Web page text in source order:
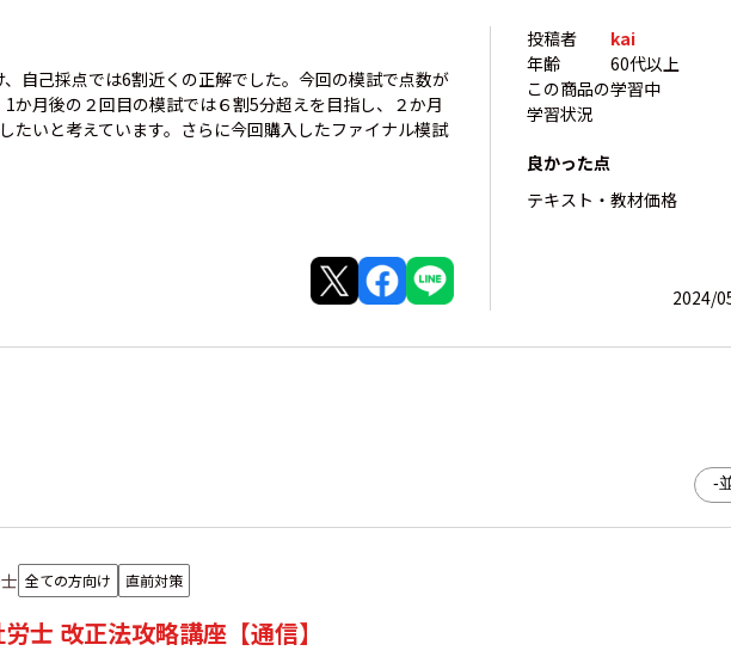
自己採点では6割近くの正解でした。今回の模試で点数が
か月後の２回目の模試では６割5分超えを目指し、２か月
たいと考えています。さらに今回購入したファイナル模試
投稿者
kai
年齢
60代以上
この商品の
学習状況
学習中
良かった点
テキスト・教材価格
2024/
全ての方向け 直前対策
士 改正法攻略講座【通信】